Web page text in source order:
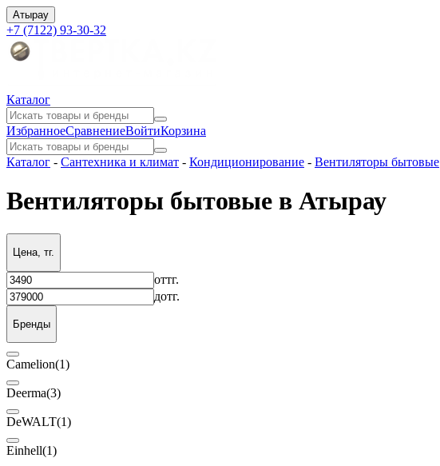
Атырау
+7 (7122) 93-30-32
Каталог
ИзбранноеСравнениеВойтиКорзина
Каталог - Сантехника и климат - Кондиционирование - Вентиляторы бытовые
Вентиляторы бытовые в Атырау
Цена, тг.
оттг.
дотг.
Бренды
Camelion(1)
Deerma(3)
DeWALT(1)
Einhell(1)